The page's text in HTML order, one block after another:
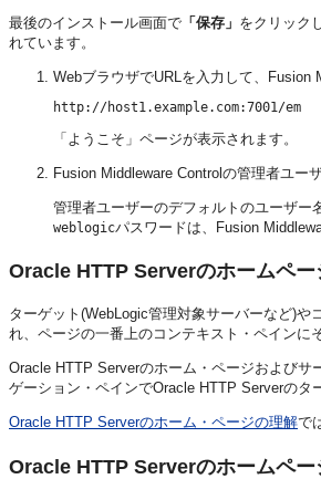
最後のインストール画面で 「保存」 をクリック
れています。
WebブラウザでURLを入力して、Fusion
「ようこそ」ページが表示されます。
Fusion Middleware Controlの管理者ユー
管理者ユーザーのデフォルトのユーザー
weblogicパスワードは、Fusion
Oracle HTTP Serverのホームペー
ターゲット(WebLogic管理対象サーバーなど)
れ、ページの一番上のコンテキスト・ペインに
Oracle HTTP Serverのホーム・ページおよび
ゲーション・ペインでOracle HTTP Serverの
Oracle HTTP Serverのホーム・ページの理解で
Oracle HTTP Serverのホームペー